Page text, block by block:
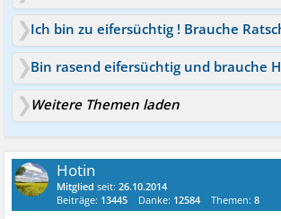
Bin rasend eifersüchtig und brauche
Weitere Themen laden
Hotin
Mitglied seit:26.10.2014
Beiträge: 13445 Danke: 12584 Themen:8